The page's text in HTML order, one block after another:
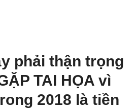
phải thận trọng
TAI HỌA vì
2018 là tiền